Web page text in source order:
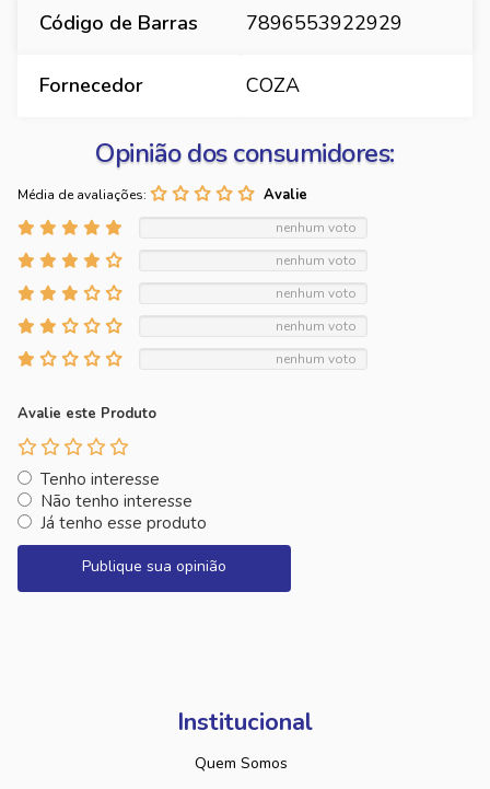
Código de Barras 7896553922929
Fornecedor COZA
Opinião dos consumidores:
Média de avaliações:
nenhum voto
nenhum voto
nenhum voto
nenhum voto
nenhum voto
Avalie este Produto
Tenho interesse
Não tenho interesse
Já tenho esse produto
Publique sua opinião
Institucional
Quem Somos